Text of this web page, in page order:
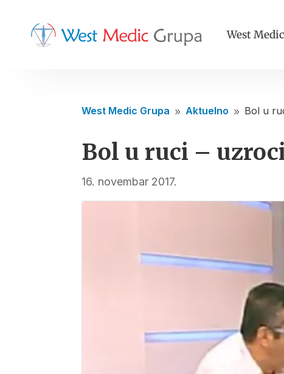
West
West Medic Grupa 9 Aktuelno 9 Bol u
Bol u ruci –
16. novembar 2017.